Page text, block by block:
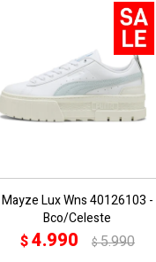
Mayze Lux Wns 40126103 -
Bco/Celeste
$4.990 $5.990